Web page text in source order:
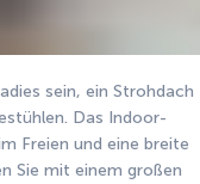
sein, ein Strohdach
Das Indoor-
Freien und eine breite
Sie mit einem großen